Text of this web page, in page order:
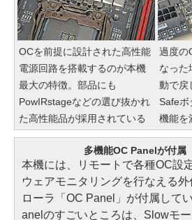
OCを前提に設計された高性能
電源回路を搭載するのが本機
最大の特徴。部品にも
PowIRstageなどの選び抜かれ
た高性能品が採用されている
過度の
なった
動で戻
Safeボ
機能を
多機能OC Panelが付属
本機には、リモートで各種OC設
ウェアモニタリングを行なえる外
ローラ「OC Panel」が付属して
anelのすごいところは、Slowモ